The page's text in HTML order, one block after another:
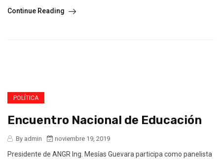
Continue Reading
POLÍTICA
Encuentro Nacional de Educación
By admin noviembre 19, 2019
Presidente de ANGR Ing. Mesías Guevara participa como panelista